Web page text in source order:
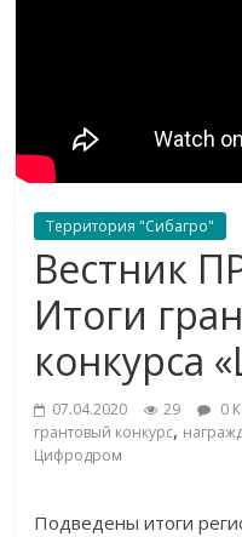
Территория "Сибагро"
Вестник
Итоги
конкурса
07.04.2020 29 0
грантовый конкурс,
Цифродром
Подведены итоги